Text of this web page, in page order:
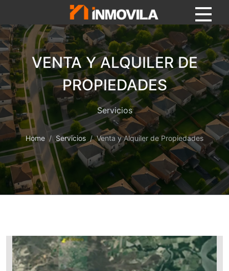
VENTA Y ALQUILER DE
PROPIEDADES
Servicios
Home Servicios Venta y Alquiler de Propiedades